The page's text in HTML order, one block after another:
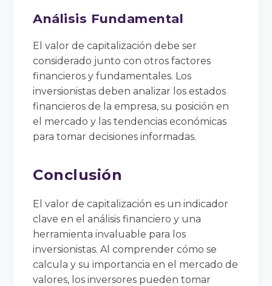
Análisis Fundamental
El valor de capitalización debe ser
considerado junto con otros factores
financieros y fundamentales. Los
inversionistas deben analizar los estados
financieros de la empresa, su posición en
el mercado y las tendencias económicas
para tomar decisiones informadas.
Conclusión
El valor de capitalización es un indicador
clave en el análisis financiero y una
herramienta invaluable para los
inversionistas. Al comprender cómo se
calcula y su importancia en el mercado de
valores, los inversores pueden tomar